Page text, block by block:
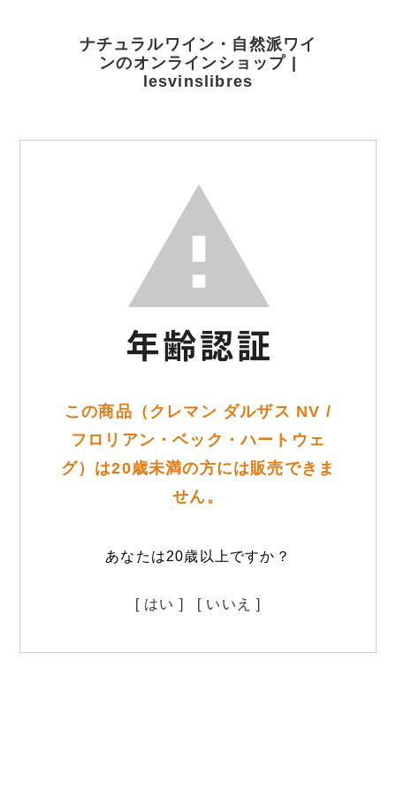
ナチュラルワイン・自然派ワイ
ンのオンラインショップ |
lesvinslibres
この商品（クレマン ダルザス NV /
フロリアン・ベック・ハートウェ
グ）は20歳未満の方には販売できま
せん。
あなたは20歳以上ですか？
[ はい ] [ いいえ ]